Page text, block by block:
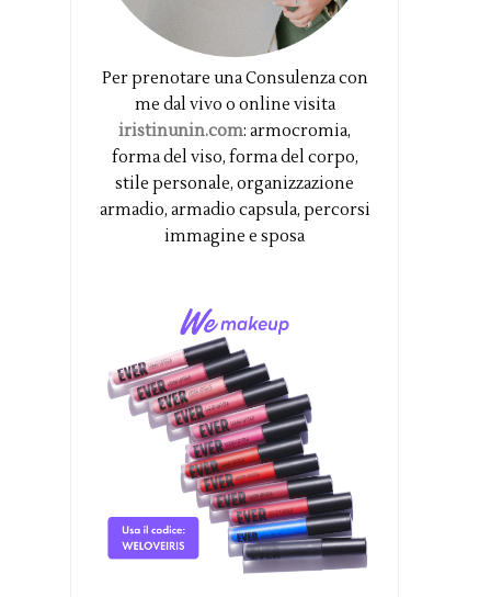
Per prenotare una Consulenza con
me dal vivo o online visita
iristinunin.com: armocromia,
forma del viso, forma del corpo,
stile personale, organizzazione
armadio, armadio capsula, percorsi
immagine e sposa